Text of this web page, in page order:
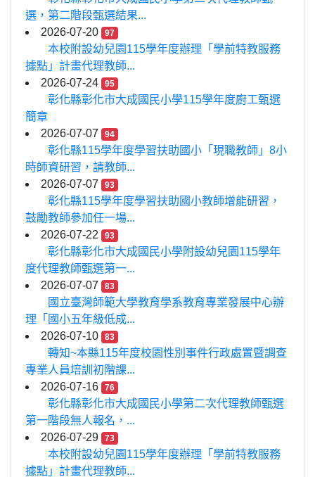
選，第二階段甄選結果...
2026-07-20
97
本校附設幼兒園115學年度辦理「學前特教服務
據點」計畫代理教師...
2026-07-24
95
彰化縣彰化市大成國民小學115學年度廚工甄選
簡章
2026-07-07
94
彰化縣115學年度學習扶助國小「現職教師」8小
時師資研習，請教師...
2026-07-07
93
彰化縣115學年度學習扶助國小教師增能研習，
鼓勵教師參加任一場...
2026-07-22
93
彰化縣彰化市大成國民小學附設幼兒園115學年
度代理教師甄選第一...
2026-07-07
83
國立臺灣師範大學教育學系教育專業發展中心辦
理「國小五年級低成...
2026-07-10
83
轉知~本縣115年度校園性別事件行政處置暨調查
專業人員培訓初階課...
2026-07-16
76
彰化縣彰化市大成國民小學第二次代理教師甄選
第一階段無人報名，...
2026-07-29
73
本校附設幼兒園115學年度辦理「學前特教服務
據點」計畫代理教師...